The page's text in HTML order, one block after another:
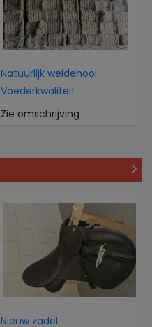
Natuurlijk weidehooi
Voederkwaliteit
Zie omschrijving
Nieuw zadel